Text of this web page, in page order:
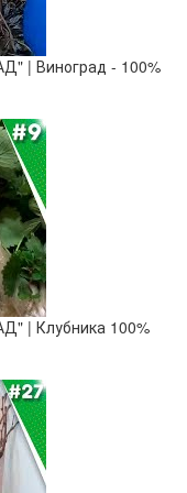
| Виноград - 100%
| Клубника 100%